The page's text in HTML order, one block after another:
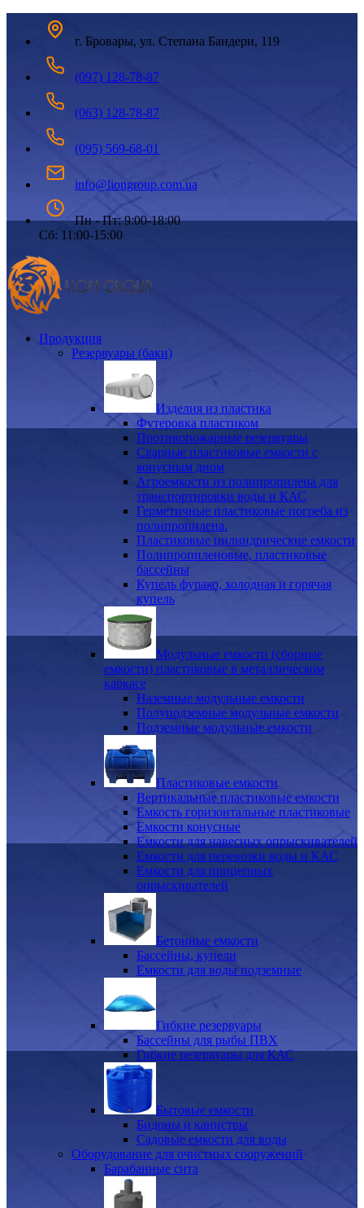
г. Бровары, ул. Степана Бандери, 119
(097) 128-78-87
(063) 128-78-87
(095) 569-68-01
info@liongroup.com.ua
Пн - Пт: 9:00-18:00
Сб: 11:00-15:00
Продукция
Резервуары (баки)
Изделия из пластика
Футеровка пластиком
Противопожарные резервуары
Сварные пластиковые емкости с
конусным дном
Агроемкости из полипропилена для
транспортировки воды и КАС
Герметичные пластиковые погреба из
полипропилена.
Пластиковые цилиндрические емкости
Полипропиленовые, пластиковые
бассейны
Купель фурако, холодная и горячая
купель
Модульные емкости (сборные
емкости) пластиковые в металлическом
каркасе
Наземные модульные емкости
Полуподземные модульные емкости
Подземные модульные емкости
Пластиковые емкости
Вертикальные пластиковые емкости
Емкость горизонтальные пластиковые
Емкости конусные
Емкости для навесных опрыскивателей
Емкости для перевозки воды и КАС
Емкости для прицепных
опрыскивателей
Бетонные емкости
Бассейны, купели
Емкости для воды подземные
Гибкие резервуары
Бассейны для рыбы ПВХ
Гибкие резервуары для КАС
Бытовые емкости
Бидоны и канистры
Садовые емкости для воды
Оборудование для очистных сооружений
Барабанные сита